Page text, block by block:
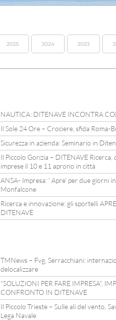
2025 2024 2023
NAUTICA: DITENAVE INCONTRA
Il Sole 24 Ore – Crociere, sfida Roma-
Sicurezza in azienda: Seminario in
Il Piccolo Gorizia – DITENAVE
imprese il 10 e 11 aprono in città
ANSA- Impresa: ‘ Apre’ per due giorni
Monfalcone
Ricerca e innovazione: gli sportelli
DITENAVE
TMNews – Fvg, Serracchiani:
delocalizzare
“SOLUZIONI PER FARE IMPRESA”,
CONFRONTO IN DITENAVE
Il Piccolo Trieste – Sulle ali del vento,
Lega Navale